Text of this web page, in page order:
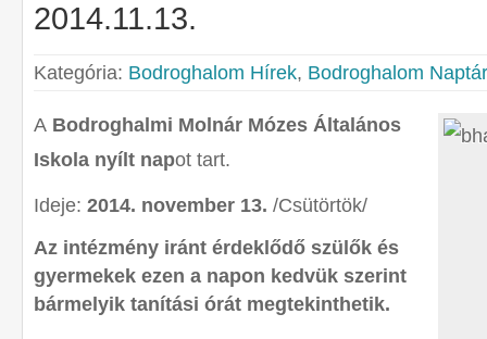
2014.11.13.
Kategória: Bodroghalom Hírek, Bodroghalom Naptár
A Bodroghalmi Molnár Mózes Általános
Iskola nyílt napot tart.
Ideje: 2014. november 13. /Csütörtök/
Az intézmény iránt érdeklődő szülők és
gyermekek ezen a napon kedvük szerint
bármelyik tanítási órát megtekinthetik.